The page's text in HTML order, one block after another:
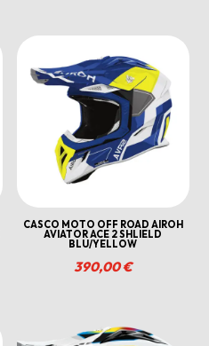
CASCO MOTO OFF ROAD AIROH
AVIATOR ACE 2 SHLIELD
BLU/YELLOW
390,00€